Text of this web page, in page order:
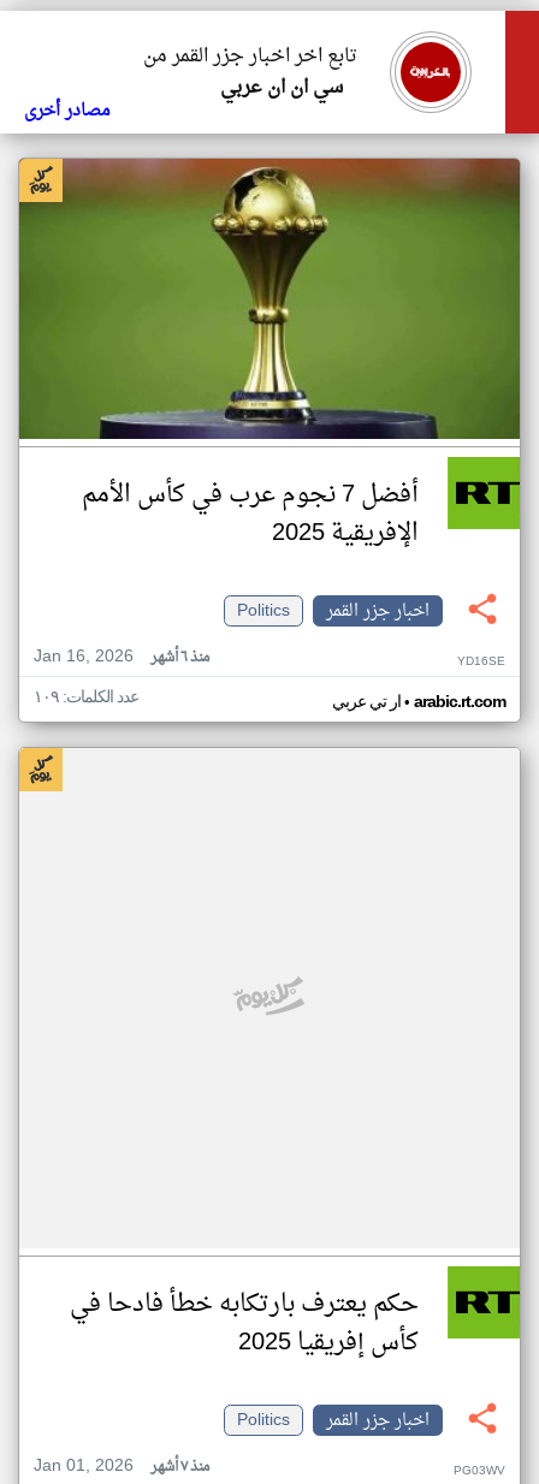
تابع اخر اخبار جزر القمر من
سي ان ان عربي
مصادر أخرى
أفضل 7 نجوم عرب في كأس الأمم
الإفريقية 2025
اخبار جزر القمر
Politics
Jan 16, 2026
منذ ٦ أشهر YD16SE
ار تي عربي• arabic.rt.com عدد الكلمات: ١٠٩
حكم يعترف بارتكابه خطأ فادحا في
كأس إفريقيا 2025
اخبار جزر القمر
Politics
Jan 01, 2026
منذ ٧ أشهر PG03WV